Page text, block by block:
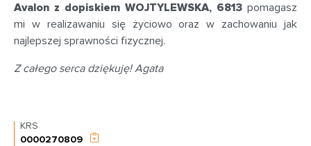
Avalon z dopiskiem WOJTYLEWSKA, 6813 pomagasz
mi w realizawaniu się życiowo oraz w zachowaniu jak
najlepszej sprawności fizycznej.
Z całego serca dziękuję! Agata
KRS
0000270809